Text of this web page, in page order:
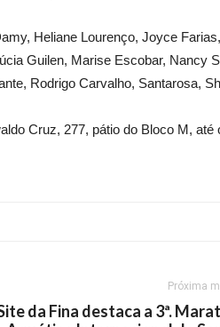
Heliane Lourenço, Joyce Farias,
Guilen, Marise Escobar, Nancy
Rodrigo Carvalho, Santarosa,
Cruz, 277, pátio do Bloco M, até
Próxima
da Fina destaca a 3ª.